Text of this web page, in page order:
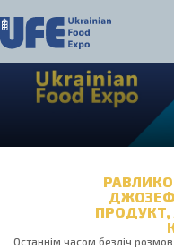
ПРОДУКТ,
Останнім часом безліч